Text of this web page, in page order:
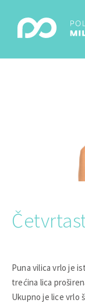
Puna vilica vrlo je
trećina lica
Ukupno je lice vrlo